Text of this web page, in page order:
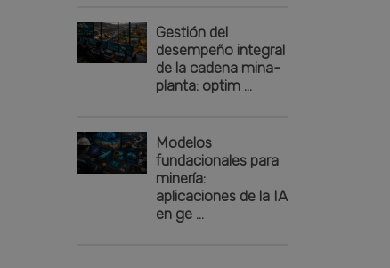
Gestión del
desempeño integral
de la cadena mina-
planta: optim ...
Modelos
fundacionales para
minería:
aplicaciones de la IA
en ge ...